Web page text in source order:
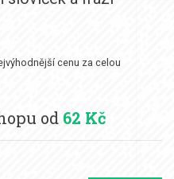
cenu za celou
od 62 Kč